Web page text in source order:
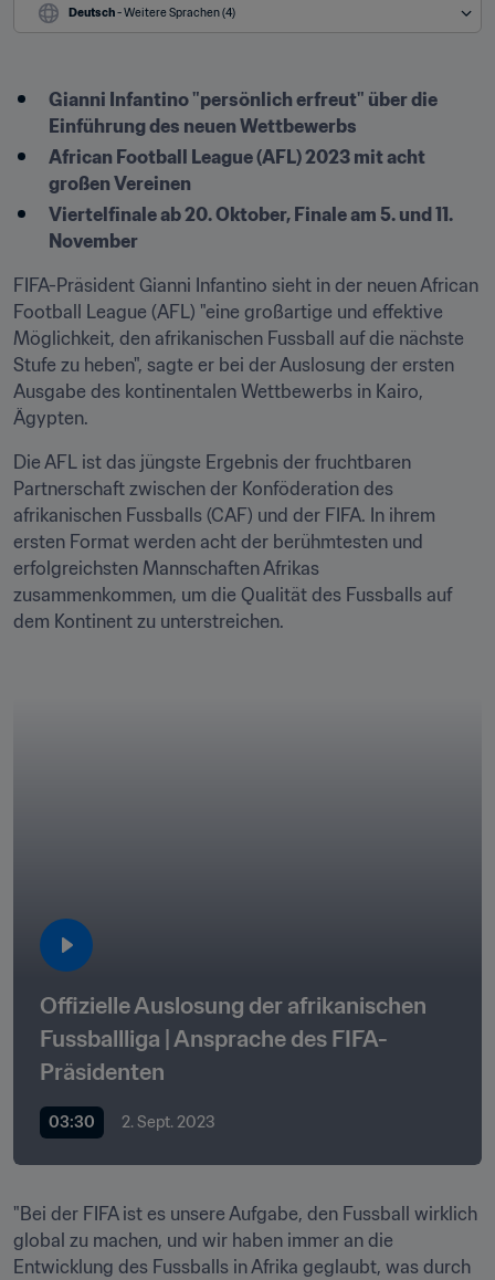
Deutsch - Weitere Sprachen (4)
Gianni Infantino "persönlich erfreut" über die
Einführung des neuen Wettbewerbs
African Football League (AFL) 2023 mit acht
großen Vereinen
Viertelfinale ab 20. Oktober, Finale am 5. und 11.
November
FIFA-Präsident Gianni Infantino sieht in der neuen African
Football League (AFL) "eine großartige und effektive
Möglichkeit, den afrikanischen Fussball auf die nächste
Stufe zu heben", sagte er bei der Auslosung der ersten
Ausgabe des kontinentalen Wettbewerbs in Kairo,
Ägypten.
Die AFL ist das jüngste Ergebnis der fruchtbaren
Partnerschaft zwischen der Konföderation des
afrikanischen Fussballs (CAF) und der FIFA. In ihrem
ersten Format werden acht der berühmtesten und
erfolgreichsten Mannschaften Afrikas
zusammenkommen, um die Qualität des Fussballs auf
dem Kontinent zu unterstreichen.
Offizielle Auslosung der afrikanischen
Fussballliga | Ansprache des FIFA-
Präsidenten
03:30 2. Sept. 2023
"Bei der FIFA ist es unsere Aufgabe, den Fussball wirklich
global zu machen, und wir haben immer an die
Entwicklung des Fussballs in Afrika geglaubt, was durch